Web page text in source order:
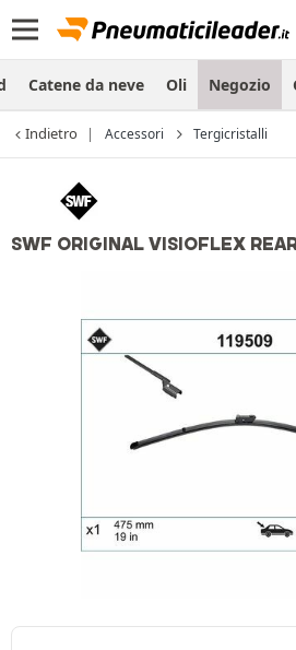
Catene da neve Oli Negozio
Indietro Accessori Tergicristalli
SWF ORIGINAL VISIOFLEX